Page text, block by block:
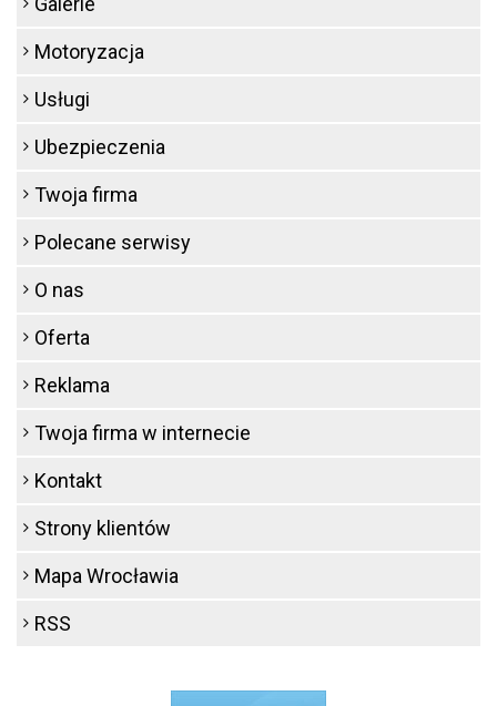
Motoryzacja
Usługi
Ubezpieczenia
Twoja firma
Polecane serwisy
O nas
Oferta
Reklama
Twoja firma w internecie
Kontakt
Strony klientów
Mapa Wrocławia
RSS